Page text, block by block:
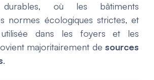
durables, où les bâtiments
normes écologiques strictes, et
utilisée dans les foyers et les
majoritairement de sources
.